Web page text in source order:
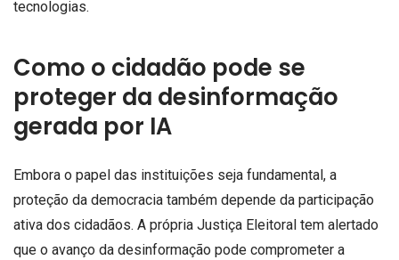
tecnologias.
Como o cidadão pode se
proteger da desinformação
gerada por IA
Embora o papel das instituições seja fundamental, a
proteção da democracia também depende da participação
ativa dos cidadãos. A própria Justiça Eleitoral tem alertado
que o avanço da desinformação pode comprometer a